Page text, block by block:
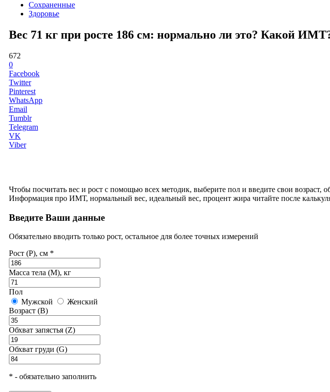
Сохраненные
Здоровье
Вес 71 кг при росте 186 см: нормально ли это? Какой
672
0
Facebook
Twitter
Pinterest
WhatsApp
Email
Tumblr
Telegram
VK
Viber
Чтобы посчитать вес и рост с помощью всех методик, выберите пол и введите свои возраст,
Информация про ИМТ, нормальный вес, идеальный вес, процент жира читайте после
Введите Ваши данные
Обязательно вводить только рост, остальное для более точных измерений
Рост (P), см *
Масса тела (M), кг
Пол
Мужской
Женский
Возраст (B)
Обхват запястья (Z)
Обхват груди (G)
* - обязательно заполнить